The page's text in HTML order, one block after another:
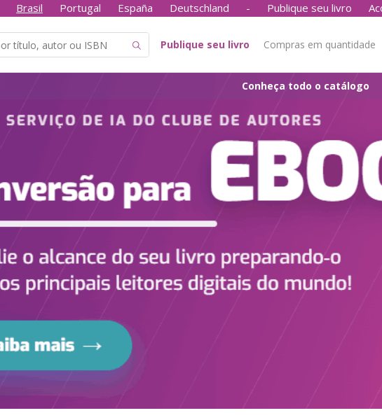
Brasil Portugal España Deutschland - Publique seu livro
Publique seu livro Compras em quantidade
Conheça todo o catálogo